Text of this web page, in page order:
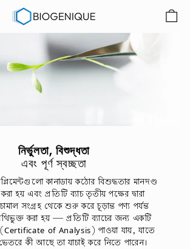
বা
য়োজে
ক
ই
রে
টেনির্ভুলতা, বিশুদ্ধতা
এবং পূর্ণ স্বচ্ছতা
কানাডায় কঠোর বিশুদ্ধতার মানদণ্ড
হয় এবং প্রতিটি ব্যাচ তৃতীয় পক্ষের দ্বারা
সংগ্রহ থেকে শুরু করে চূড়ান্ত পণ্য পর্যন্ত
করা হয় — প্রতিটি ব্যাচের জন্য একটি
(Certificate of Analysis) পাওয়া যায়, যাতে
কী আছে তা যাচাই করে নিতে পারেন।